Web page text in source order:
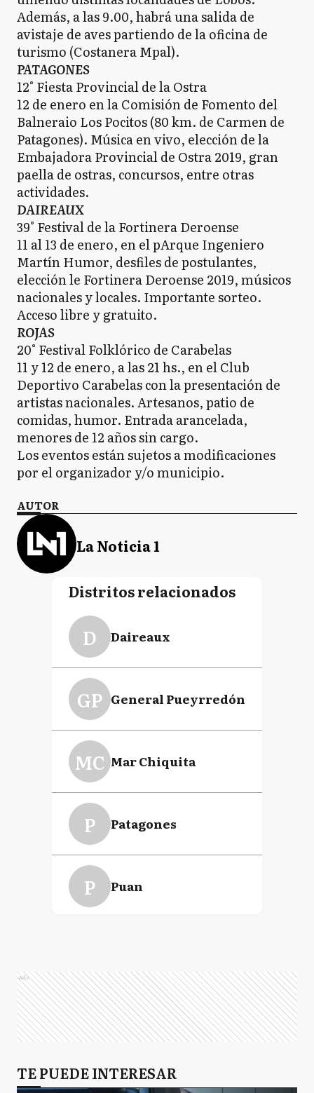
Además, a las 9.00, habrá una salida de
avistaje de aves partiendo de la oficina de
turismo (Costanera Mpal).
PATAGONES
12° Fiesta Provincial de la Ostra
12 de enero en la Comisión de Fomento del
Balneraio Los Pocitos (80 km. de Carmen de
Patagones). Música en vivo, elección de la
Embajadora Provincial de Ostra 2019, gran
paella de ostras, concursos, entre otras
actividades.
DAIREAUX
39° Festival de la Fortinera Deroense
11 al 13 de enero, en el pArque Ingeniero
Martín Humor, desfiles de postulantes,
elección le Fortinera Deroense 2019, músicos
nacionales y locales. Importante sorteo.
Acceso libre y gratuito.
ROJAS
20° Festival Folklórico de Carabelas
11 y 12 de enero, a las 21 hs., en el Club
Deportivo Carabelas con la presentación de
artistas nacionales. Artesanos, patio de
comidas, humor. Entrada arancelada,
menores de 12 años sin cargo.
Los eventos están sujetos a modificaciones
por el organizador y/o municipio.
AUTOR
La Noticia 1
Distritos relacionados
D Daireaux
GP General Pueyrredón
MC Mar Chiquita
P Patagones
P Puan
T Tandil
Ads
TE PUEDE INTERESAR